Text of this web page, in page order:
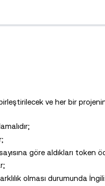
ve her bir
göre aldıkları token
olması durumunda